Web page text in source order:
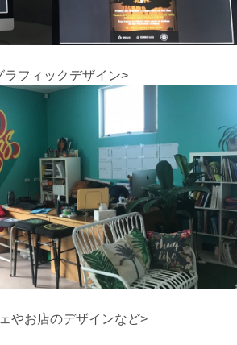
ラフィックデザイン>
やお店のデザインなど>